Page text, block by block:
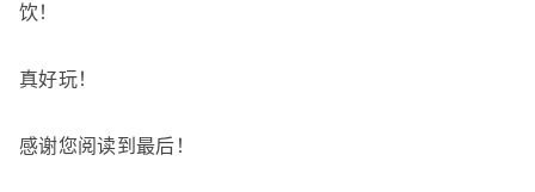
饮！
真好玩！
感谢您阅读到最后！